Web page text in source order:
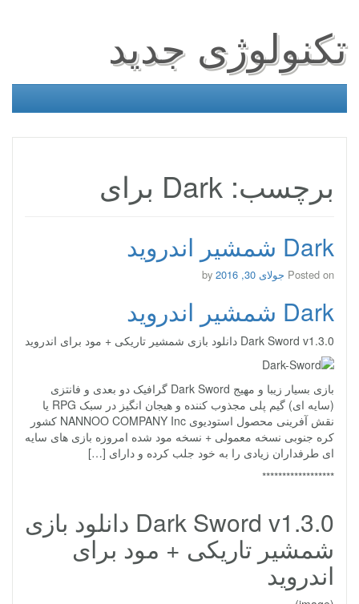
تکنولوژی جدید
برچسب: Dark برای
Dark شمشیر اندروید
Posted on جولای 30, 2016
Dark شمشیر اندروید
Dark Sword v1.3.0 دانلود بازی شمشیر تاریکی + مود برای اندروید
بازی بسیار زیبا و مهیج Dark Sword گرافیک دو بعدی و فانتزی
(سایه ای) گیم پلی مجذوب کننده و هیجان انگیز در سبک RPG یا
نقش آفرینی محصول استودیوی NANNOO COMPANY Inc کشور
کره جنوبی نسخه معمولی + نسخه مود شده امروزه بازی های سایه
ای طرفداران زیادی را به خود جلب کرده و دارای […]
******************
Dark Sword v1.3.0 دانلود بازی
شمشیر تاریکی + مود برای
اندروید